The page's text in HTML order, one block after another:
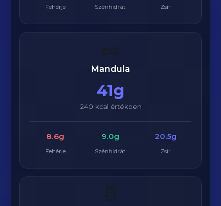
Fehérje Szénhidrát Zsír
🥜
Mandula
41g
240 kcal értékben
8.6g
Fehérje
9.0g
Szénhidrát
20.5g
Zsír
🥛